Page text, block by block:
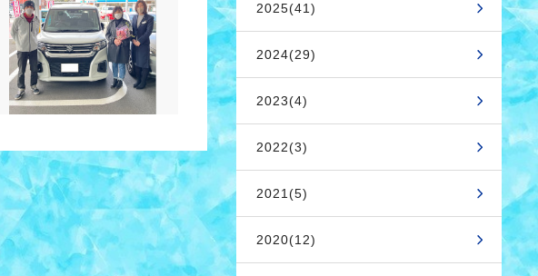
2025(41)
2024(29)
2023(4)
2022(3)
2021(5)
2020(12)